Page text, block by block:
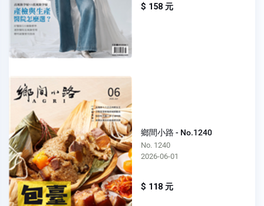
$ 158 元
鄉間小路 - No.1240
No. 1240
2026-06-01
$ 118 元